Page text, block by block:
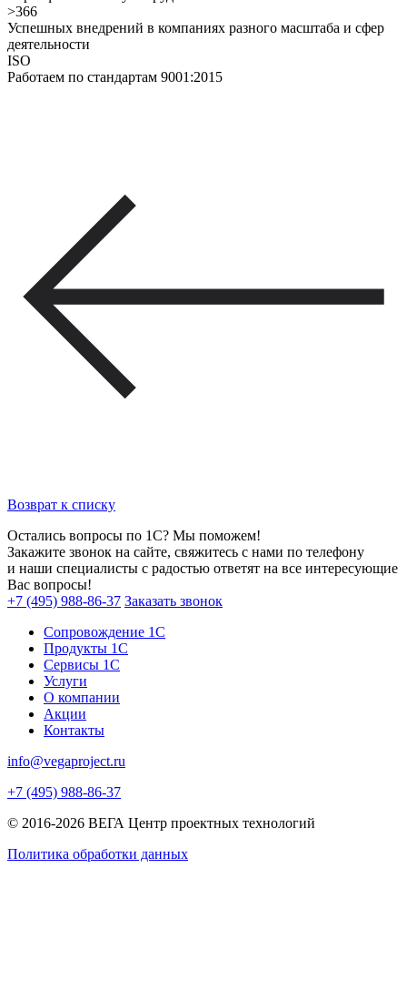
>366
Успешных внедрений в компаниях разного масштаба и сфер
деятельности
ISO
Работаем по стандартам 9001:2015
Возврат к списку
Остались вопросы по 1С? Мы поможем!
Закажите звонок на сайте, свяжитесь с нами по телефону
и наши специалисты с радостью ответят на все интересующие
Вас вопросы!
+7 (495) 988-86-37 Заказать звонок
Сопровождение 1С
Продукты 1С
Сервисы 1С
Услуги
О компании
Акции
Контакты
info@vegaproject.ru
+7 (495) 988-86-37
© 2016-2026 ВЕГА Центр проектных технологий
Политика обработки данных